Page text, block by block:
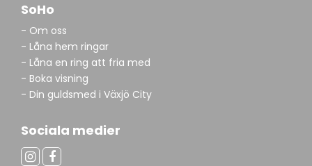
SoHo
- Om oss
- Låna hem ringar
- Låna en ring att fria med
- Boka visning
- Din guldsmed i Växjö City
Sociala medier